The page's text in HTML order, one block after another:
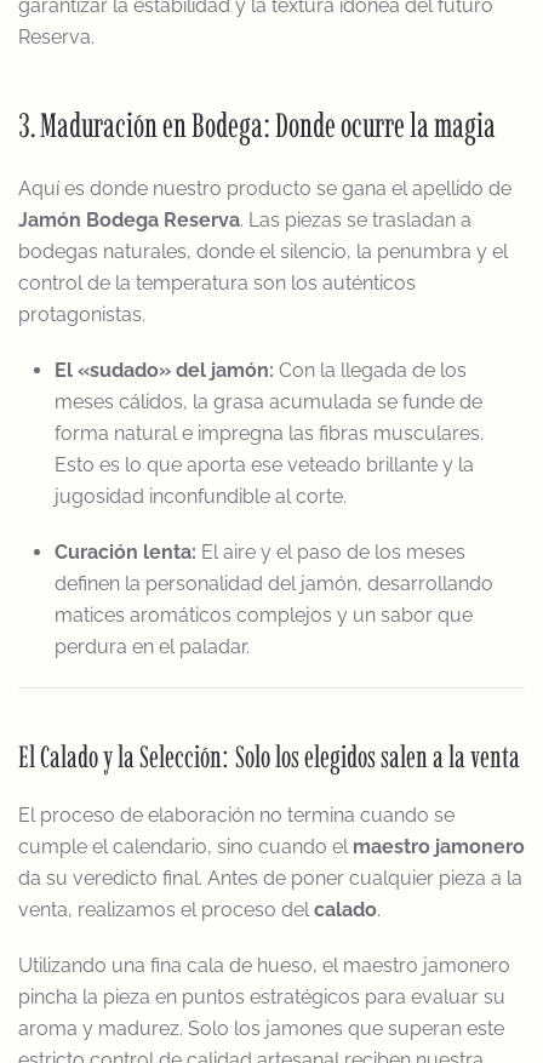
garantizar la estabilidad y la textura idónea del futuro
Reserva.
3. Maduración en Bodega: Donde ocurre la magia
Aquí es donde nuestro producto se gana el apellido de
Jamón Bodega Reserva. Las piezas se trasladan a
bodegas naturales, donde el silencio, la penumbra y el
control de la temperatura son los auténticos
protagonistas.
El «sudado» del jamón: Con la llegada de los
meses cálidos, la grasa acumulada se funde de
forma natural e impregna las fibras musculares.
Esto es lo que aporta ese veteado brillante y la
jugosidad inconfundible al corte.
Curación lenta: El aire y el paso de los meses
definen la personalidad del jamón, desarrollando
matices aromáticos complejos y un sabor que
perdura en el paladar.
El Calado y la Selección: Solo los elegidos salen a la venta
El proceso de elaboración no termina cuando se
cumple el calendario, sino cuando el maestro jamonero
da su veredicto final. Antes de poner cualquier pieza a la
venta, realizamos el proceso delcalado.
Utilizando una fina cala de hueso, el maestro jamonero
pincha la pieza en puntos estratégicos para evaluar su
aroma y madurez. Solo los jamones que superan este